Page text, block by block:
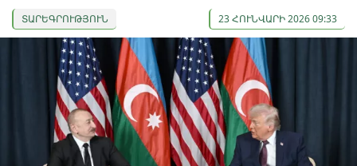
ՏԱՐԵԳՐՈՒԹՅՈՒՆ 23 ՀՈՒՆՎԱՐԻ 2026 09:33